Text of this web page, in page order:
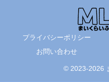
プライバシーポリシー
お問い合わせ
© 2023-2026